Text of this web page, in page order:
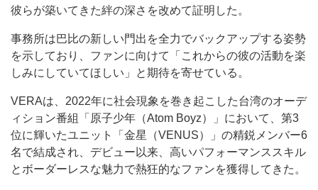
彼らが築いてきた絆の深さを改めて証明した。
事務所は巴比の新しい門出を全力でバックアップする姿勢
を示しており、ファンに向けて「これからの彼の活動を楽
しみにしていてほしい」と期待を寄せている。
VERAは、2022年に社会現象を巻き起こした台湾のオーデ
ィション番組「原子少年（Atom Boyz）」において、第3
位に輝いたユニット「金星（VENUS）」の精鋭メンバー6
名で結成され、デビュー以来、高いパフォーマンススキル
とボーダーレスな魅力で熱狂的なファンを獲得してきた。